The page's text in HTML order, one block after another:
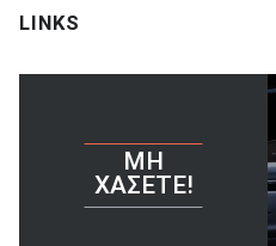
LINKS
ΜΗ
ΧΆΣΕΤΕ!